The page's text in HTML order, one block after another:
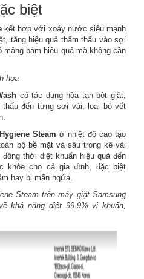
biệt
kết hợp với xoáy nước siêu mạnh
tăng hiệu quả thẩm thấu vào sợi
bám hiệu quả mà không cần
họa
có tác dụng hòa tan bột giặt,
đến từng sợi vải, loại bỏ vết
Steam ở nhiệt độ cao tạo
bộ bề mặt và sâu trong kẽ vải
thời diệt khuẩn hiệu quả đến
khỏe cho cả gia đình, đặc biệt
hay bị mẩn ngứa.
Steam trên máy giặt Samsung
khả năn​g diệt 99.9% vi khuẩn,